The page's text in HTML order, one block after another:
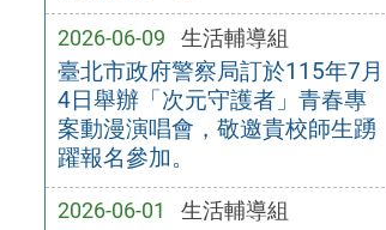
2026-06-09 生活輔導組
臺北市政府警察局訂於115年7月
4日舉辦「次元守護者」青春專
案動漫演唱會，敬邀貴校師生踴
躍報名參加。
2026-06-01 生活輔導組